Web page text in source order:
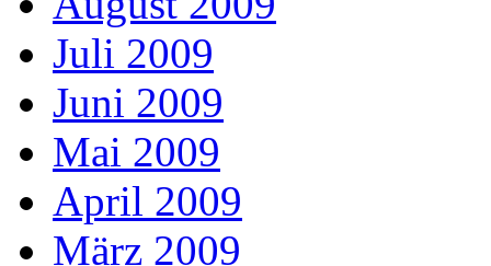
Juli 2009
Juni 2009
Mai 2009
April 2009
März 2009